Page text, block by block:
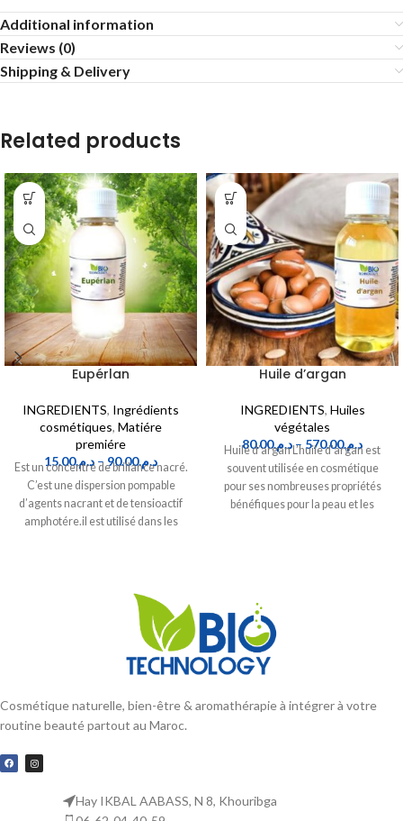
Additional information
Reviews (0)
Shipping & Delivery
Related products
Eupérlan
INGREDIENTS, Ingrédients
cosmétiques, Matiére
premiére
د.م.15.00 – د.م.90.00
Est un concentré de brillance nacré.
C’est une dispersion pompable
d’agents nacrant et de tensioactif
amphotére.il est utilisé dans les
produits de douche.
Huile d’argan
INGREDIENTS, Huiles
végétales
د.م.80.00 – د.م.570.00
Huile d’argan L’huile d’argan est
souvent utilisée en cosmétique
pour ses nombreuses propriétés
bénéfiques pour la peau et les
Cosmétique naturelle, bien-être & aromathérapie à intégrer à votre
routine beauté partout au Maroc.
Hay IKBAL AABASS, N 8, Khouribga